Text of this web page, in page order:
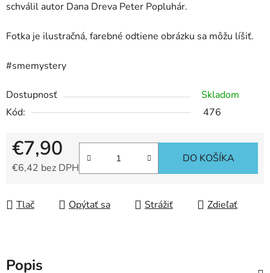
schválil autor Dana Dreva Peter Popluhár.
Fotka je ilustračná, farebné odtiene obrázku sa môžu líšiť.
#smemystery
Dostupnosť
Skladom
Kód:
476
€7,90
€6,42 bez DPH
DO KOŠÍKA
Tlač Opýtať sa Strážiť Zdieľať
Popis